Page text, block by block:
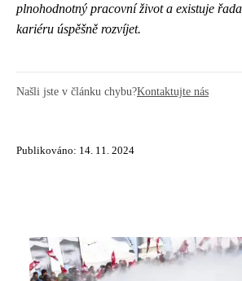
plnohodnotný pracovní život a existuje
kariéru úspěšně rozvíjet.
Našli jste v článku chybu?Kontaktujte nás
Publikováno: 14. 11. 2024